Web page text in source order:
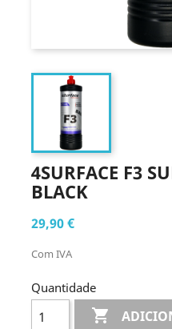
4SURFACE F3
BLACK
29,90 €
Com IVA
Quantidade
